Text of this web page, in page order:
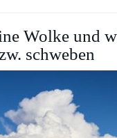
Wolke und
schweben